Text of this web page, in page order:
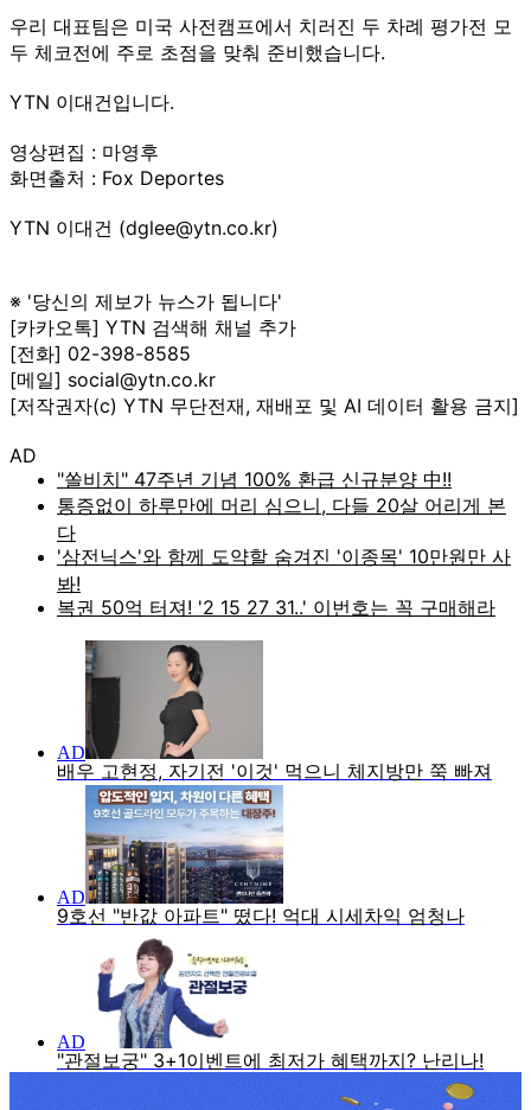
우리 대표팀은 미국 사전캠프에서 치러진 두 차례 평가전 모
두 체코전에 주로 초점을 맞춰 준비했습니다.
YTN 이대건입니다.
영상편집 : 마영후
화면출처 : Fox Deportes
YTN 이대건 (dglee@ytn.co.kr)
※ '당신의 제보가 뉴스가 됩니다'
[카카오톡] YTN 검색해 채널 추가
[전화] 02-398-8585
[메일] social@ytn.co.kr
[저작권자(c) YTN 무단전재, 재배포 및 AI 데이터 활용 금지]
AD